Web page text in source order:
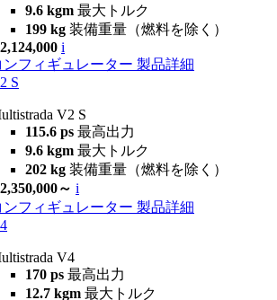
9.6 kgm 最大トルク
199 kg 装備重量（燃料を除く）
i
ンフィギュレーター 製品詳細
S
V2 S
115.6 ps 最高出力
9.6 kgm 最大トルク
202 kg 装備重量（燃料を除く）
～ i
ンフィギュレーター 製品詳細
V4
170 ps 最高出力
12.7 kgm 最大トルク